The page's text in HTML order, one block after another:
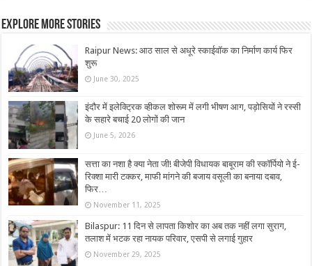
Explore More Stories
Raipur News: आठ साल से अधूरे स्काईवॉक का निर्माण कार्य फिर
शुरू
June 30, 2025
इंदौर में इलेक्ट्रिक व्हीकल शोरूम में लगी भीषण आग, पड़ोसियों ने रस्सी
के सहारे बचाई 20 लोगों की जान
June 5, 2026
सत्ता का नशा है क्या नेता जी! बीजेपी विधायक बाबूराम की स्कॉर्पियो ने ई-
रिक्शा मारी टक्कर, माफी मांगने की बजाय वसूली का बनाया दबाव,
फिर…
November 11, 2025
Bilaspur: 11 दिन से लापता किशोर का अब तक नहीं लगा सुराग,
तलाश में भटक रहा नायक परिवार, एसपी से लगाई गुहार
November 29, 2025